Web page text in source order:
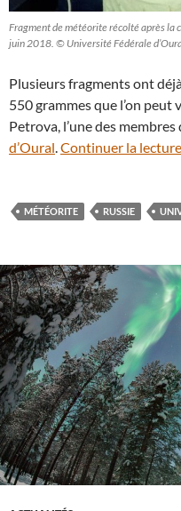
Fragment de météorite récolté après la
juin 2018. © Université Fédérale
Plusieurs fragments ont
550 grammes que l’on peut
Petrova, l’une des membres
d’Oural Continuer la
MÉTÉORITE RUSSIE